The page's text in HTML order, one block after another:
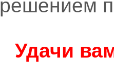
решением
Удачи